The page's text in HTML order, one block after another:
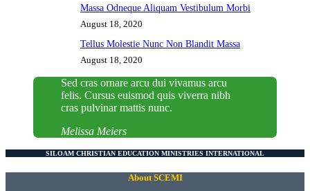
Massa Odneque Aliquam Vestibulum Morbi
August 18, 2020
Tellus Molestie Nunc Non Blandit Massa
August 18, 2020
Sed cras ornare arcu dui vivamus arcu
felis. Cursus euismod quis viverra nibh
cras pulvinar mattis nunc.
Melissa Meiers
SILOAM CHRISTIAN EDUCATION MINISTRIES INTERNATIONAL
About SCEMI